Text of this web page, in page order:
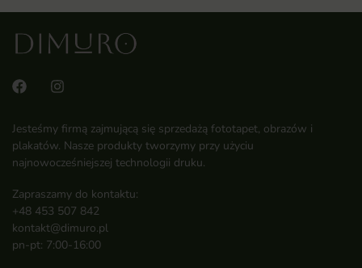
Jesteśmy firmą zajmującą się sprzedażą fototapet, obrazów i
plakatów. Nasze produkty tworzymy przy użyciu
najnowocześniejszej technologii druku.
Zapraszamy do kontaktu:
+48 453 507 842
kontakt@dimuro.pl
pn-pt: 7:00-16:00